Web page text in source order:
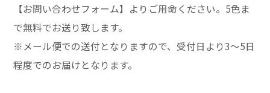
【お問い合わせフォーム】よりご用命ください。5色ま
で無料でお送り致します。
※メール便での送付となりますので、受付日より3～5日
程度でのお届けとなります。